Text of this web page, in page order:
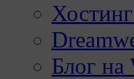
Блог на